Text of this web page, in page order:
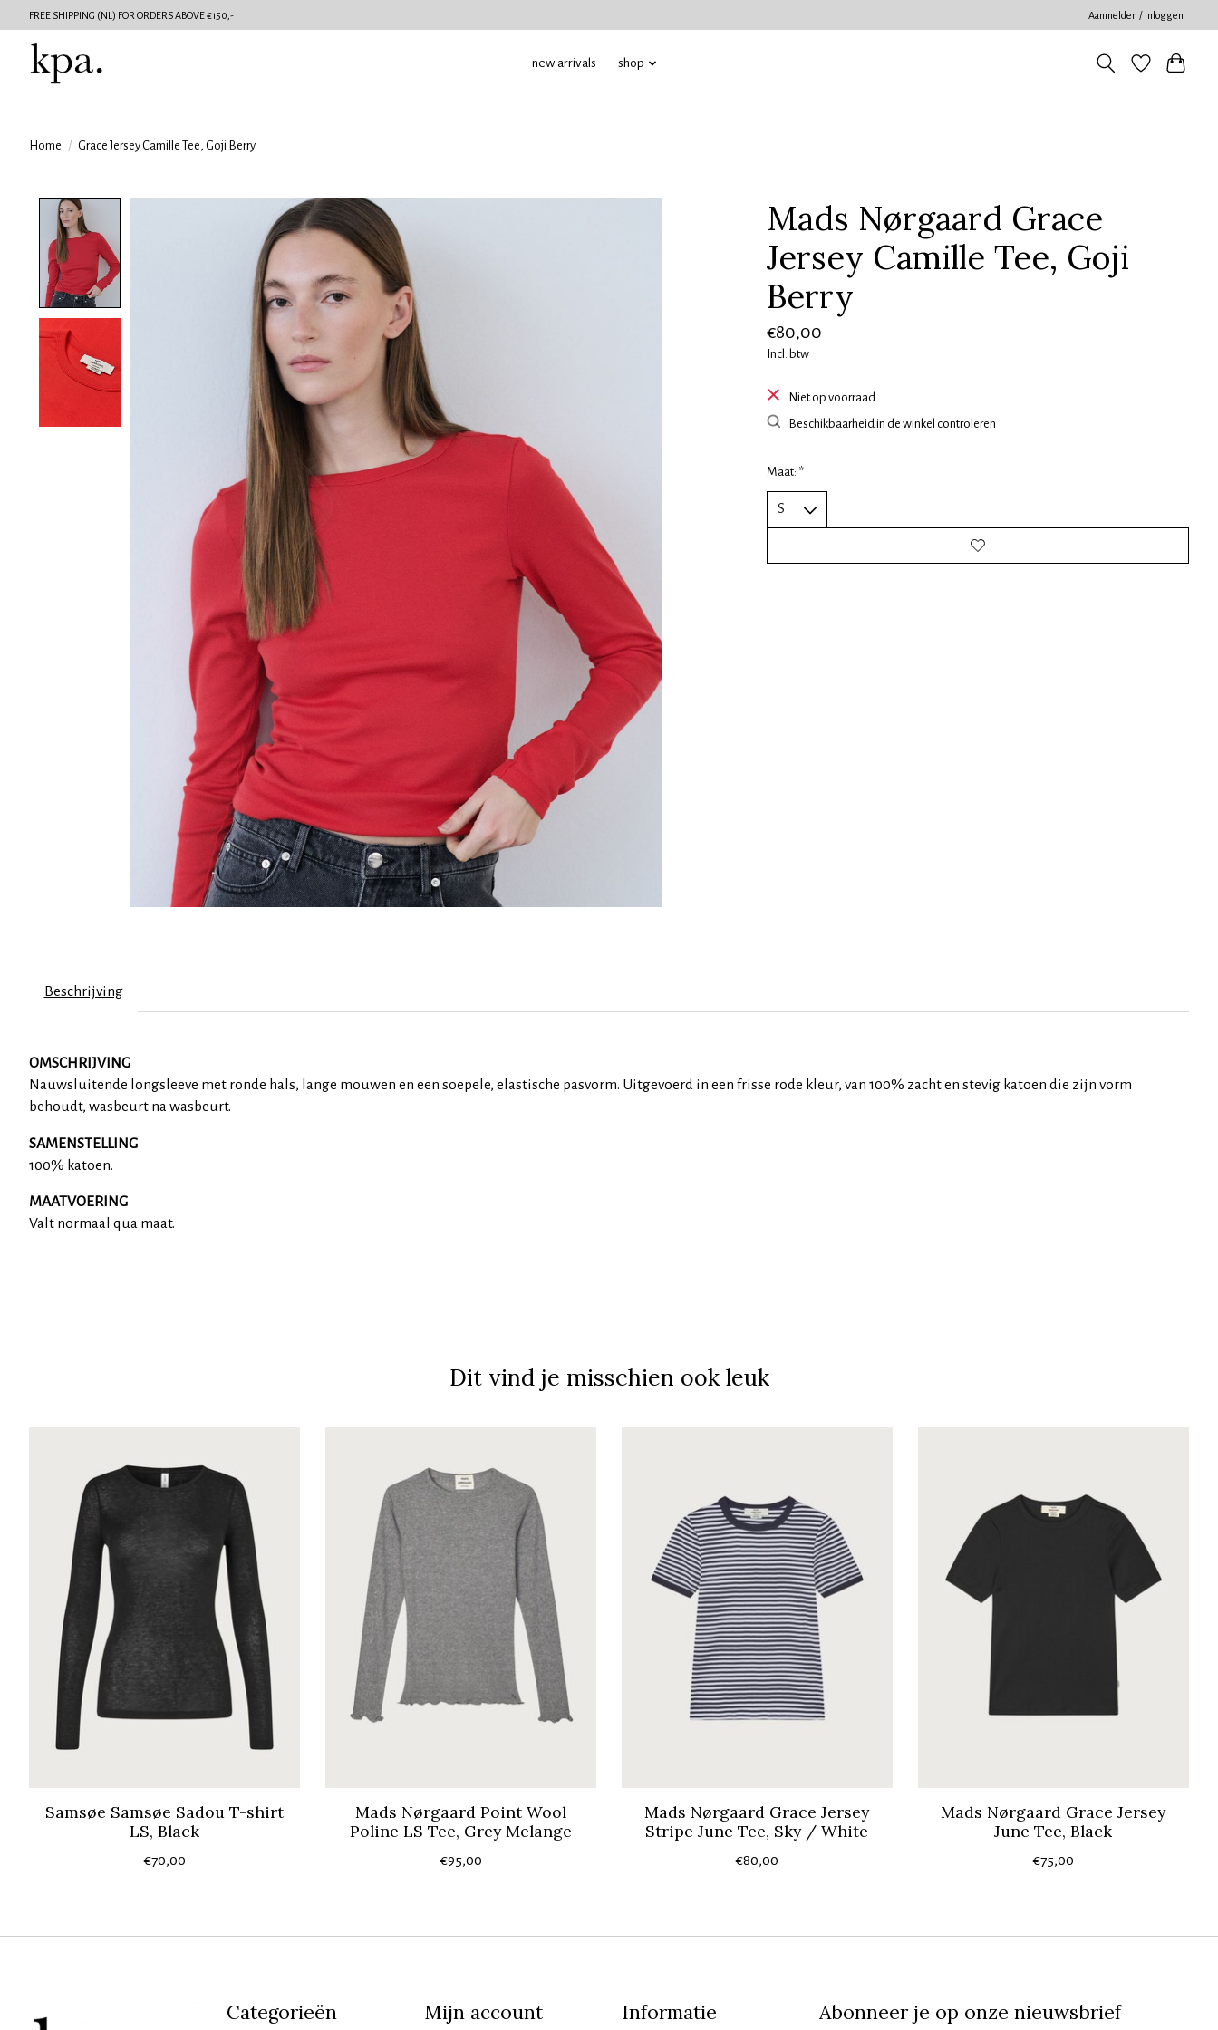
FREE SHIPPING (NL) FOR ORDERS ABOVE €150,- Aanmelden / Inloggen
new arrivals shop
Home / Grace Jersey Camille Tee, Goji Berry
Product image slideshow Items
Mads Nørgaard Grace
Jersey Camille Tee, Goji
Berry
€80,00
Incl. btw
Niet op voorraad
Beschikbaarheid in de winkel controleren
Maat: *
Beschrijving
OMSCHRIJVING
Nauwsluitende longsleeve met ronde hals, lange mouwen en een soepele, elastische pasvorm. Uitgevoerd in een frisse rode kleur, van 100% zacht en stevig katoen die zijn vorm
behoudt, wasbeurt na wasbeurt.
SAMENSTELLING
100% katoen.
MAATVOERING
Valt normaal qua maat.
Dit vind je misschien ook leuk
Samsøe Samsøe Sadou T-shirt
LS, Black
€70,00
Mads Nørgaard Point Wool
Poline LS Tee, Grey Melange
€95,00
Mads Nørgaard Grace Jersey
Stripe June Tee, Sky / White
€80,00
Mads Nørgaard Grace Jersey
June Tee, Black
€75,00
Categorieën Mijn account Informatie Abonneer je op onze nieuwsbrief